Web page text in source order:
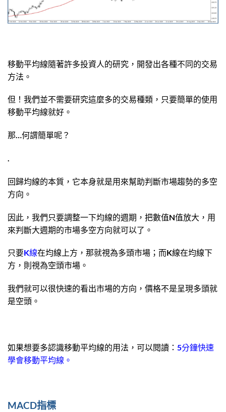
移動平均線隨著許多投資人的研究，開發出各種不同的交易
方法。
但！我們並不需要研究這麼多的交易種類，只要簡單的使用
移動平均線就好。
那…何謂簡單呢？
.
回歸均線的本質，它本身就是用來幫助判斷市場趨勢的多空
方向。
因此，我們只要調整一下均線的週期，把數值N值放大，用
來判斷大週期的市場多空方向就可以了。
只要K線在均線上方，那就視為多頭市場；而K線在均線下
方，則視為空頭市場。
我們就可以很快速的看出市場的方向，價格不是呈現多頭就
是空頭。
如果想要多認識移動平均線的用法，可以閱讀： 5分鐘快速
學會移動平均線。
MACD指標